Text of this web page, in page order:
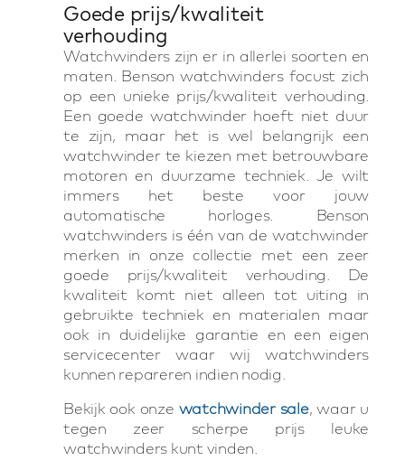
Goede prijs/kwaliteit
verhouding
Watchwinders zijn er in allerlei soorten en
maten. Benson watchwinders focust zich
op een unieke prijs/kwaliteit verhouding.
Een goede watchwinder hoeft niet duur
te zijn, maar het is wel belangrijk een
watchwinder te kiezen met betrouwbare
motoren en duurzame techniek. Je wilt
immers het beste voor jouw
automatische horloges. Benson
watchwinders is één van de watchwinder
merken in onze collectie met een zeer
goede prijs/kwaliteit verhouding. De
kwaliteit komt niet alleen tot uiting in
gebruikte techniek en materialen maar
ook in duidelijke garantie en een eigen
servicecenter waar wij watchwinders
kunnen repareren indien nodig.
Bekijk ook onze watchwinder sale, waar u
tegen zeer scherpe prijs leuke
watchwinders kunt vinden.